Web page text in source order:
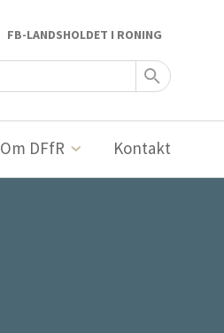
FB-LANDSHOLDET I RONING
Om DFfR Kontakt